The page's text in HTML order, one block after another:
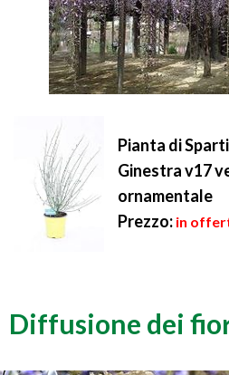
Pianta di
Ginestra v17
ornamentale
Prezzo: in
Diffusione dei